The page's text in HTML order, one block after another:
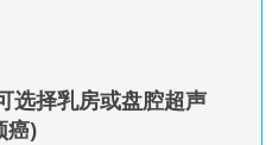
选择乳房或盘腔超声
癌)